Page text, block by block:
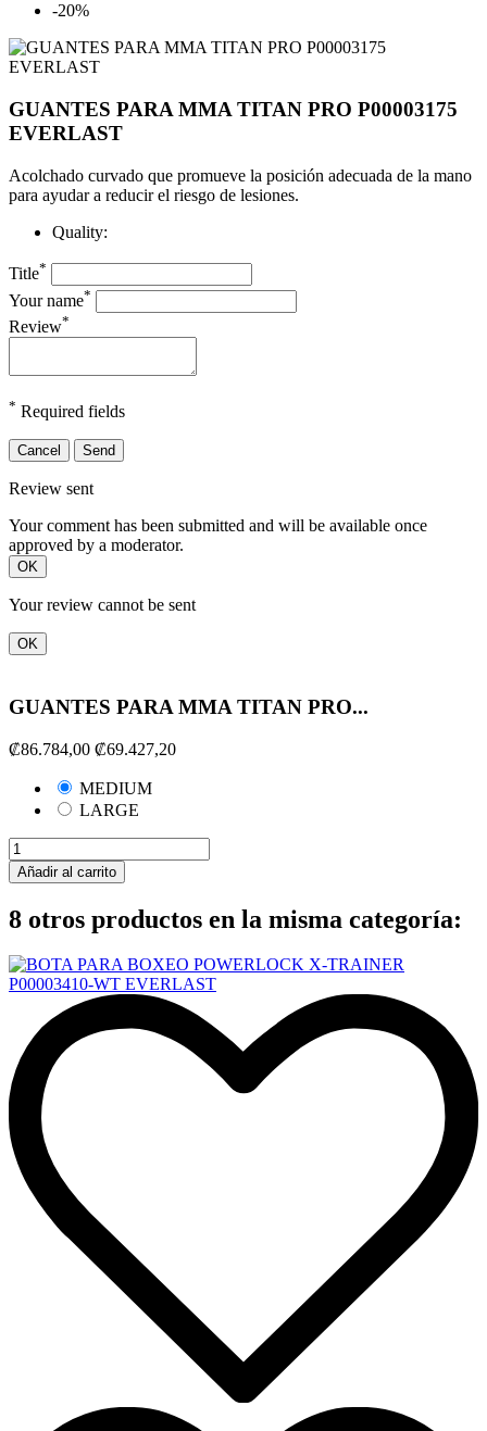
-20%
GUANTES PARA MMA TITAN PRO P00003175
EVERLAST
Acolchado curvado que promueve la posición adecuada de la mano
para ayudar a reducir el riesgo de lesiones.
Quality:
Title*
Your name*
Review*
* Required fields
Cancel Send
Review sent
Your comment has been submitted and will be available once
approved by a moderator.
OK
Your review cannot be sent
OK
GUANTES PARA MMA TITAN PRO...
₡86.784,00 ₡69.427,20
MEDIUM
LARGE
Añadir al carrito
8 otros productos en la misma categoría: